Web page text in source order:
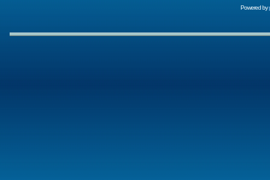
Powered by